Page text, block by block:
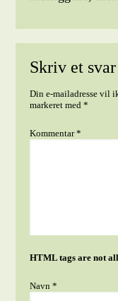
Skriv et svar
Din e-mailadresse vil
markeret med*
Kommentar*
HTML tags are not
Navn*